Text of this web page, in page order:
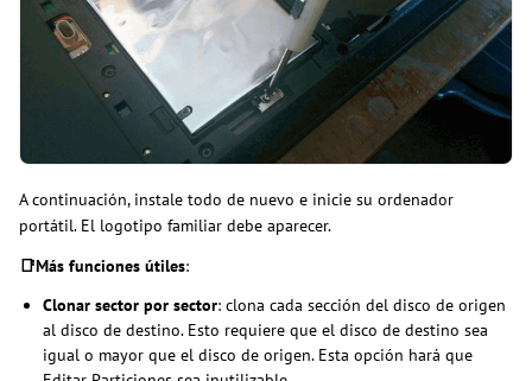
A continuación, instale todo de nuevo e inicie su ordenador
portátil. El logotipo familiar debe aparecer.
📑Más funciones útiles:
Clonar sector por sector: clona cada sección del disco de origen
al disco de destino. Esto requiere que el disco de destino sea
igual o mayor que el disco de origen. Esta opción hará que